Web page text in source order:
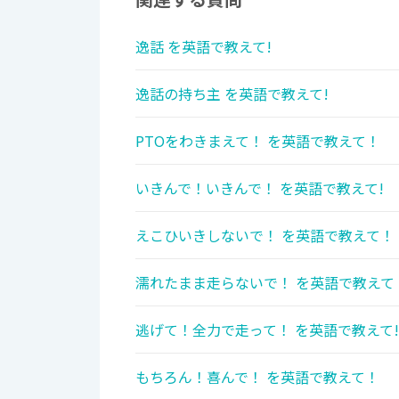
逸話 を英語で教えて!
逸話の持ち主 を英語で教えて!
PTOをわきまえて！ を英語で教えて！
いきんで！いきんで！ を英語で教えて!
えこひいきしないで！ を英語で教えて！
濡れたまま走らないで！ を英語で教えて
逃げて！全力で走って！ を英語で教えて!
もちろん！喜んで！ を英語で教えて！